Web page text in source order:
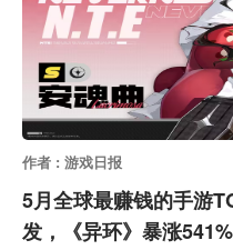
作者 : 游戏日报
5月全球最赚钱的手游
发，《异环》暴涨541%